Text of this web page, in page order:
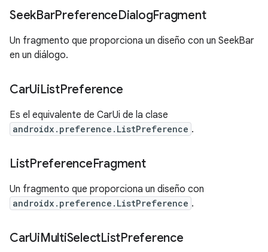
SeekBarPreferenceDialogFragment
Un fragmento que proporciona un diseño con un SeekBar
en un diálogo.
CarUiListPreference
Es el equivalente de CarUi de la clase
androidx.preference.ListPreference .
ListPreferenceFragment
Un fragmento que proporciona un diseño con
androidx.preference.ListPreference .
CarUiMultiSelectListPreference